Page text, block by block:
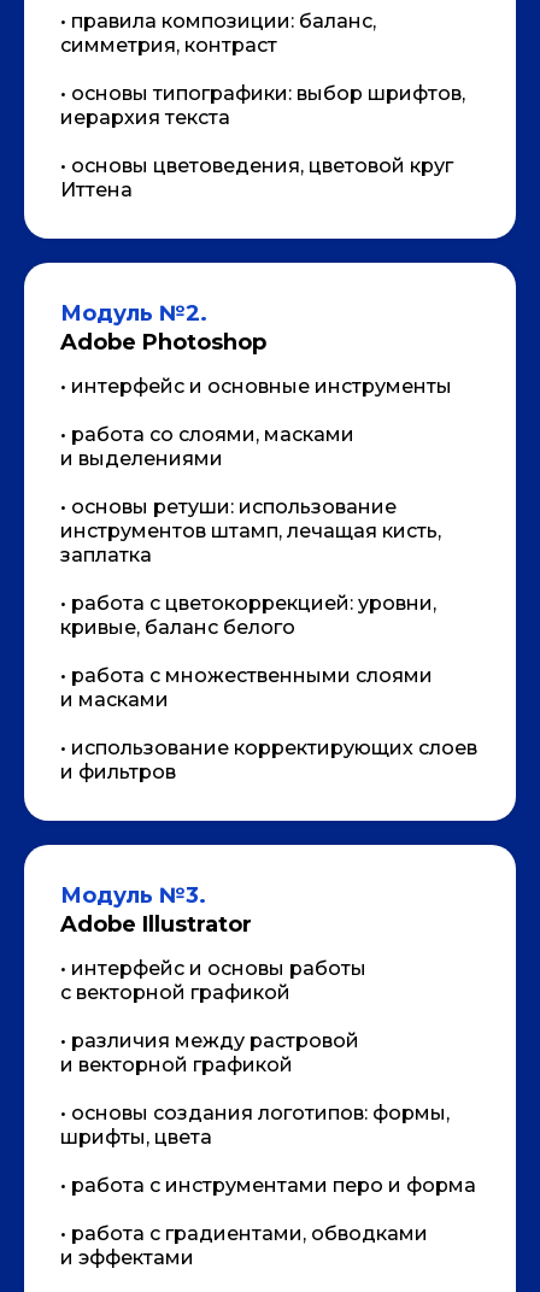
• правила композиции: баланс,
симметрия, контраст
• основы типографики: выбор шрифтов,
иерархия текста
• основы цветоведения, цветовой круг
Иттена
Модуль №2.
Adobe Photoshop
• интерфейс и основные инструменты
• работа со слоями, масками
и выделениями
• основы ретуши: использование
инструментов штамп, лечащая кисть,
заплатка
• работа с цветокоррекцией: уровни,
кривые, баланс белого
• работа с множественными слоями
и масками
• использование корректирующих слоев
и фильтров
Модуль №3.
Adobe Illustrator
• интерфейс и основы работы
с векторной графикой
• различия между растровой
и векторной графикой
• основы создания логотипов: формы,
шрифты, цвета
• работа с инструментами перо и форма
• работа с градиентами, обводками
и эффектами
Получите бесплатный доступ
к первому уроку на 3 дня!
Протестируйте курс и начните
осваивать графический дизайн
Возникли вопросы?
консультацию!
Мы перезвоним, чтобы ответить на
обучении.
ПРЕПОДАВАТЕЛЬ